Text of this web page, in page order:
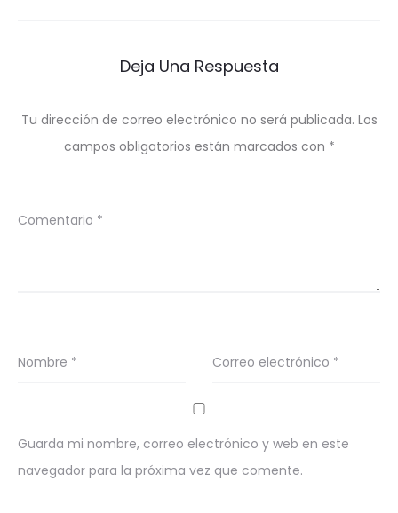
Deja Una Respuesta
Tu dirección de correo electrónico no será publicada. Los
campos obligatorios están marcados con *
Comentario *
Nombre * Correo electrónico *
Guarda mi nombre, correo electrónico y web en este
navegador para la próxima vez que comente.